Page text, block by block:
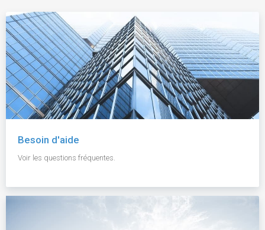
Besoin d'aide
Voir les questions fréquentes.